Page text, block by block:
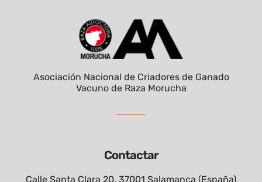
Contactar
Calle Santa Clara 20, 37001 Salamanca (España)
Asociación Nacional de Criadores de Ganado
Vacuno de Raza Morucha